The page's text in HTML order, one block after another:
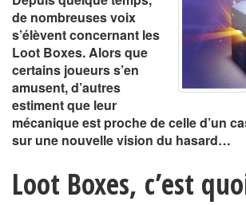
de nombreuses voix
s’élèvent concernant les
Loot Boxes. Alors que
certains joueurs s’en
amusent, d’autres
estiment que leur
mécanique est proche de celle d’un
sur une nouvelle vision du hasard…
Loot Boxes, c’est